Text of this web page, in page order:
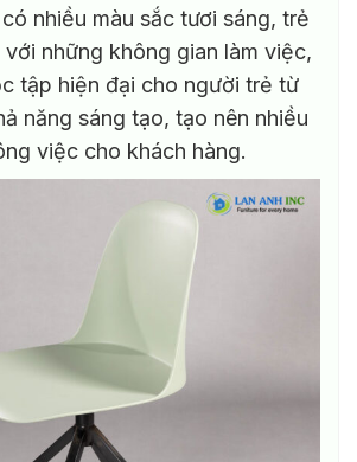
nhiều màu sắc tươi sáng, trẻ
những không gian làm việc,
tập hiện đại cho người trẻ từ
năng sáng tạo, tạo nên nhiều
việc cho khách hàng.